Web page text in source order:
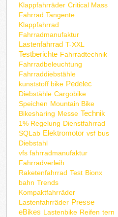
Klappfahrräder Critical Mass
Fahrrad Tangente
Klappfahrrad
Fahrradmanufaktur
Lastenfahrrad T-XXL
Testberichte Fahrradtechnik
Fahrradbeleuchtung
Fahrraddiebstähle
kunststoff bike Pedelec
Diebstähle Cargobike
Speichen Mountain Bike
Bikesharing Messe Technik
1% Regelung Dienstfahrrad
SQLab Elektromotor vsf bus
Diebstahl
vfs fahrradmanufaktur
Fahrradverleih
Raketenfahrrad Test Bionx
bahn Trends
Kompaktfahrräder
Lastenfahrräder Presse
eBikes Lastenbike Reifen tern